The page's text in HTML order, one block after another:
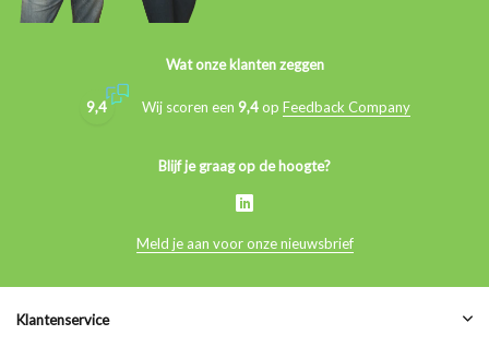
Wat onze klanten zeggen
9,4 Wij scoren een 9,4op Feedback Company
Blijf je graag op de hoogte?
Meld je aan voor onze nieuwsbrief
Klantenservice